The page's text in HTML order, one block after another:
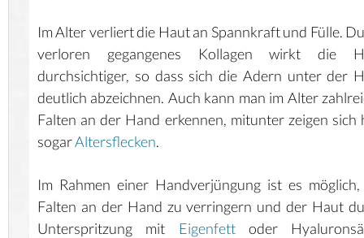
Im Alter verliert die Haut an Spannkraft und Fülle.
verloren gegangenes Kollagen wirkt die
durchsichtiger, so dass sich die Adern unter der
deutlich abzeichnen. Auch kann man im Alter
Falten an der Hand erkennen, mitunter zeigen sich
sogarAltersflecken.
Im Rahmen einer Handverjüngung ist es
Falten an der Hand zu verringern und der Haut
Unterspritzung mit Eigenfettoder